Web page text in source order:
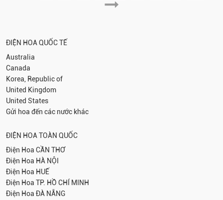
ĐIỆN HOA QUỐC TẾ
Australia
Canada
Korea, Republic of
United Kingdom
United States
Gửi hoa đến các nước khác
ĐIỆN HOA TOÀN QUỐC
Điện Hoa CẦN THƠ
Điện Hoa HÀ NỘI
Điện Hoa HUẾ
Điện Hoa TP. HỒ CHÍ MINH
Điện Hoa ĐÀ NẴNG